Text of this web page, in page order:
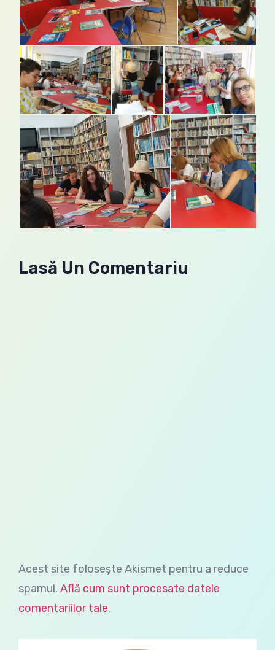
Lasă Un Comentariu
Acest site folosește Akismet pentru a reduce
spamul. Află cum sunt procesate datele
comentariilor tale.